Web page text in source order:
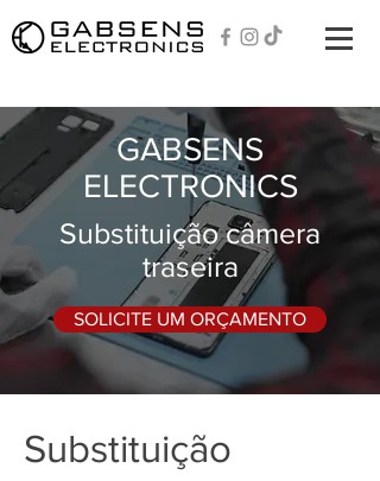
GABSENS
ELECTRONICS
Substituição câmera
traseira
SOLICITE UM ORÇAMENTO
Substituição